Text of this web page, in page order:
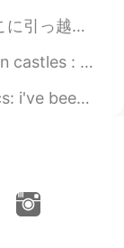
っぱいあり
「行くこと
？
このハウスでは4人の外国人と1人の日本人...
où le rêve glisse ...
can't stop starin' at...